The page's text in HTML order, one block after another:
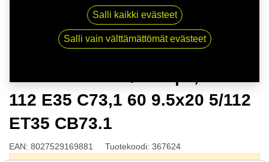
MSW 74 G.BLK/POL | 9,5X20 5-112 E35 C73,1 60
9.5x20 5/112 ET35 CB73.1
112 E35 C73,1 60 9.5x20 5/112
ET35 CB73.1
EAN: 8027529169881 Tuotekoodi: 367624
Salli kaikki evästeet
Salli vain välttämättömät evästeet